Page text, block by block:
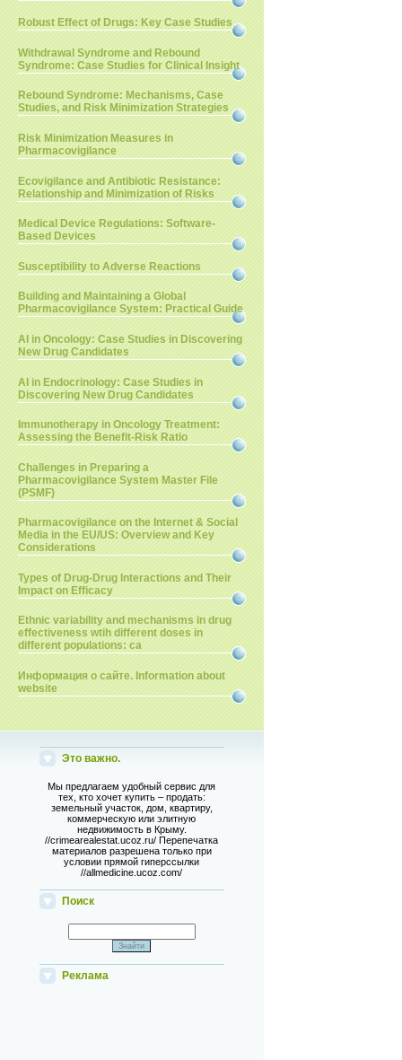
Robust Effect of Drugs: Key Case Studies
Withdrawal Syndrome and Rebound
Syndrome: Case Studies for Clinical Insight
Rebound Syndrome: Mechanisms, Case
Studies, and Risk Minimization Strategies
Risk Minimization Measures in
Pharmacovigilance
Ecovigilance and Antibiotic Resistance:
Relationship and Minimization of Risks
Medical Device Regulations: Software-
Based Devices
Susceptibility to Adverse Reactions
Building and Maintaining a Global
Pharmacovigilance System: Practical Guide
AI in Oncology: Case Studies in Discovering
New Drug Candidates
AI in Endocrinology: Case Studies in
Discovering New Drug Candidates
Immunotherapy in Oncology Treatment:
Assessing the Benefit-Risk Ratio
Challenges in Preparing a
Pharmacovigilance System Master File
(PSMF)
Pharmacovigilance on the Internet & Social
Media in the EU/US: Overview and Key
Considerations
Types of Drug-Drug Interactions and Their
Impact on Efficacy
Ethnic variability and mechanisms in drug
effectiveness wtih different doses in
different populations: ca
Информация о сайте. Information about
website
Это важно.
Мы предлагаем удобный сервис для
тех, кто хочет купить – продать:
земельный участок, дом, квартиру,
коммерческую или элитную
недвижимость в Крыму.
//crimearealestat.ucoz.ru/ Перепечатка
материалов разрешена только при
условии прямой гиперссылки
//allmedicine.ucoz.com/
Поиск
Реклама